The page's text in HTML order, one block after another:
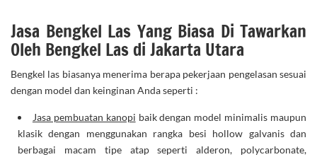
Jasa Bengkel Las Yang Biasa Di Tawarkan
Oleh Bengkel Las di Jakarta Utara
Bengkel las biasanya menerima berapa pekerjaan pengelasan sesuai
dengan model dan keinginan Anda seperti :
Jasa pembuatan kanopi baik dengan model minimalis maupun
klasik dengan menggunakan rangka besi hollow galvanis dan
berbagai macam tipe atap seperti alderon, polycarbonate,